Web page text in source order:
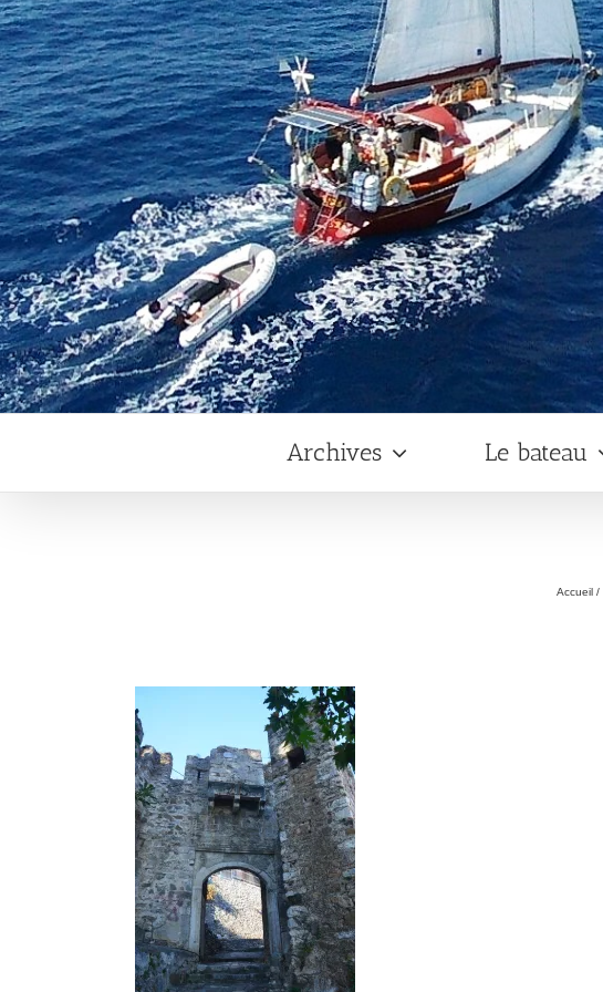
Archives Le bateau
Accueil